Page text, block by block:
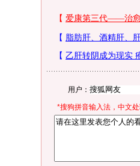
用户：
*搜狗拼音输入法，中文